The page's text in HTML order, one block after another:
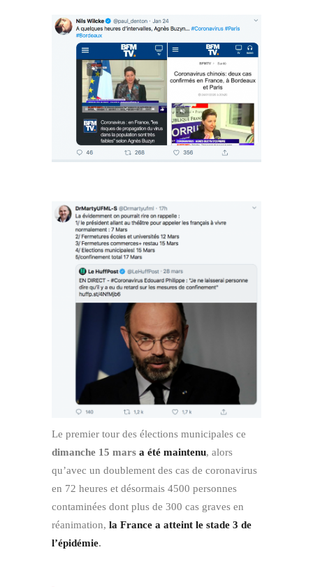
Le premier tour des élections municipales ce
dimanche 15 mars a été maintenu, alors
qu’avec un doublement des cas de coronavirus
en 72 heures et désormais 4500 personnes
contaminées dont plus de 300 cas graves en
réanimation, la France a atteint le stade 3 de
l’épidémie.